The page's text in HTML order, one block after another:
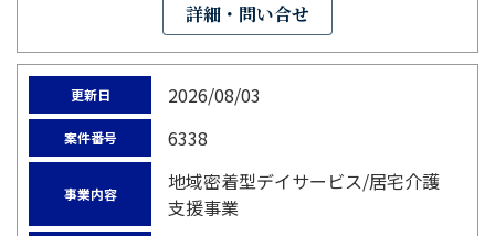
詳細・問い合せ
更新日 2026/08/03
案件番号 6338
事業内容
地域密着型デイサービス/居宅介護
支援事業